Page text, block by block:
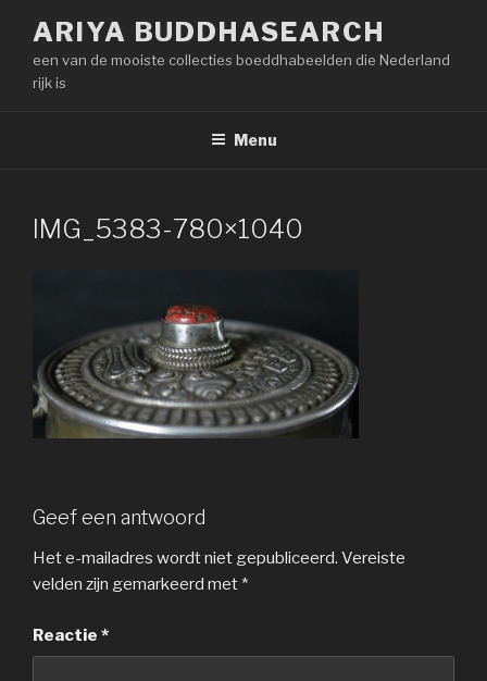
inhoud
springen
ARIYA BUDDHASEARCH
een van de mooiste collecties boeddhabeelden die Nederland
rijk is
Menu
IMG_5383-780×1040
Geef een antwoord
Het e-mailadres wordt niet gepubliceerd. Vereiste
velden zijn gemarkeerd met *
Reactie *